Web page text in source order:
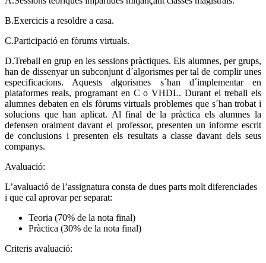
B.Exercicis a resoldre a casa.
C.Participació en fòrums virtuals.
D.Treball en grup en les sessions pràctiques. Els alumnes, per grups,
han de dissenyar un subconjunt d´algorismes per tal de complir unes
especificacions. Aquests algorismes s´han d´implementar en
plataformes reals, programant en C o VHDL. Durant el treball els
alumnes debaten en els fòrums virtuals problemes que s´han trobat i
solucions que han aplicat. Al final de la pràctica els alumnes la
defensen oralment davant el professor, presenten un informe escrit
de conclusions i presenten els resultats a classe davant dels seus
companys.
Avaluació:
L’avaluació de l’assignatura consta de dues parts molt diferenciades
i que cal aprovar per separat:
Teoria (70% de la nota final)
Pràctica (30% de la nota final)
Criteris avaluació: